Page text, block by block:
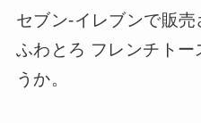
セブン-イレブンで販
ふわとろ フレンチトー
うか。